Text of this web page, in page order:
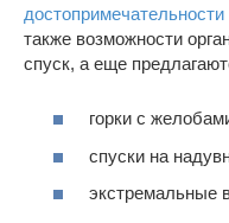
также возможности
спуск, а еще
горки с
спуски на
экстремальные